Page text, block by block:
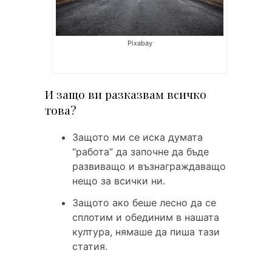
Pixabay
И защо ви разказвам всичко
това?
Защото ми се иска думата
“работа” да започне да бъде
развиващо и възнаграждаващо
нещо за всички ни.
Защото ако беше лесно да се
сплотим и обединим в нашата
култура, нямаше да пиша тази
статия.